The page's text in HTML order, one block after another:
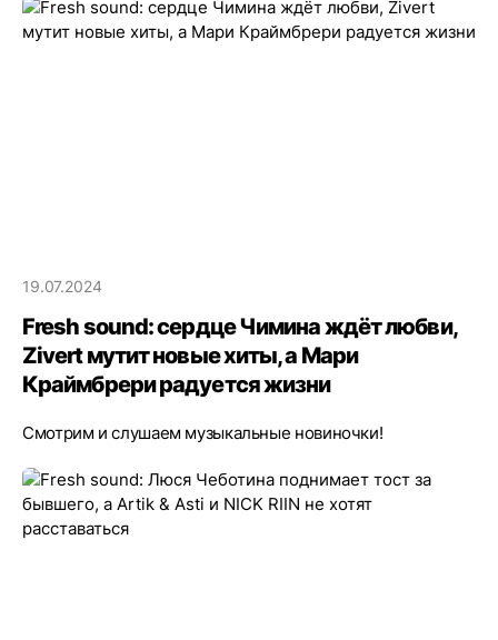
19.07.2024
Fresh sound: сердце Чимина ждёт любви,
Zivert мутит новые хиты, а Мари
Краймбрери радуется жизни
Смотрим и слушаем музыкальные новиночки!